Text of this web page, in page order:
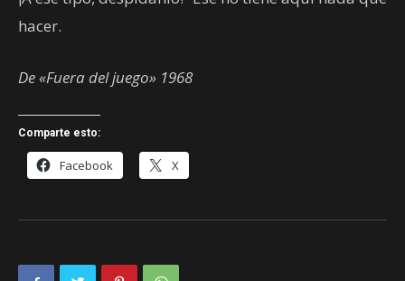
hacer.
De «Fuera del juego» 1968
Comparte esto:
Facebook X